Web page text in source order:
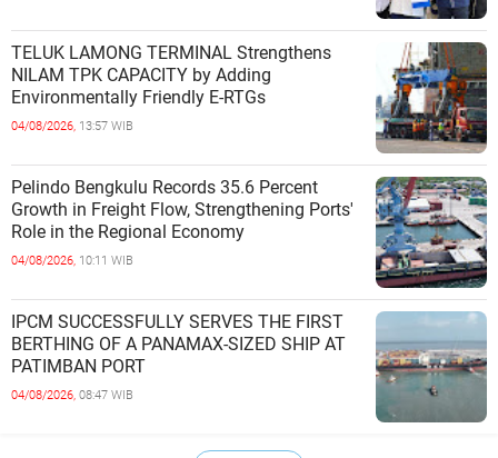
TELUK LAMONG TERMINAL Strengthens
NILAM TPK CAPACITY by Adding
Environmentally Friendly E-RTGs
04/08/2026, 13:57 WIB
Pelindo Bengkulu Records 35.6 Percent
Growth in Freight Flow, Strengthening Ports'
Role in the Regional Economy
04/08/2026, 10:11 WIB
IPCM SUCCESSFULLY SERVES THE FIRST
BERTHING OF A PANAMAX-SIZED SHIP AT
PATIMBAN PORT
04/08/2026, 08:47 WIB